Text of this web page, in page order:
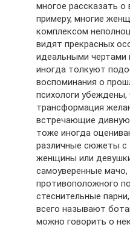
многое рассказать о
примеру, многие
комплексом
видят прекрасных
идеальными чертами
иногда толкуют
воспоминания о
психологи
трансформация
встречающие дивную
тоже иногда
различные сюжеты с
женщины или
самоуверенные
противоположного
стеснительные
всего называют
можно говорить о